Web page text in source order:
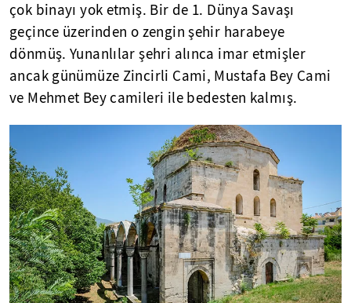
çok binayı yok etmiş. Bir de 1. Dünya Savaşı
geçince üzerinden o zengin şehir harabeye
dönmüş. Yunanlılar şehri alınca imar etmişler
ancak günümüze Zincirli Cami, Mustafa Bey Cami
ve Mehmet Bey camileri ile bedesten kalmış.